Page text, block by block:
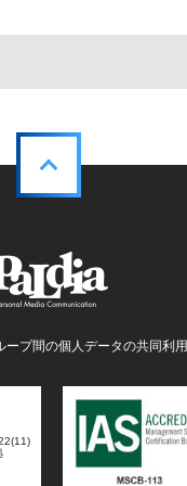
ープ間の個人データの共同利用